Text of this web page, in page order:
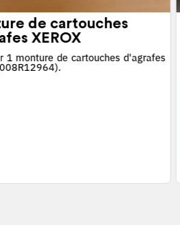
de cartouches
XEROX
1 monture de cartouches d'agrafes